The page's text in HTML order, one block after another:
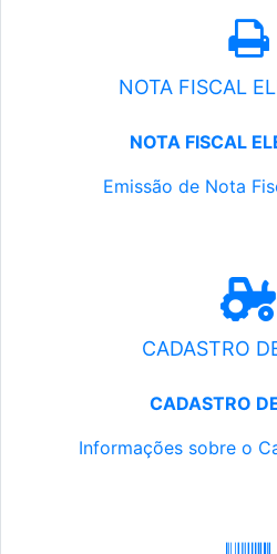
NOTA FISCAL
NOTA FISCAL
Emissão de Nota
CADASTRO
CADASTRO
Informações sobre o